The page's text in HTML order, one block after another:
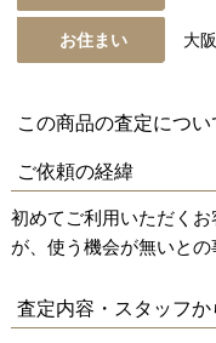
お住まい 大
この商品の査定につい
ご依頼の経緯
初めてご利用いただく
が、使う機会が無いとの
査定内容・スタッフ